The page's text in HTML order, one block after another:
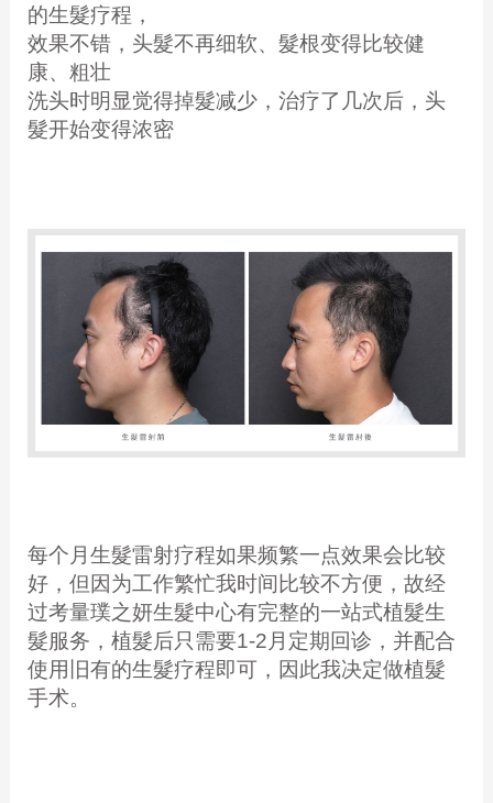
的生髮疗程，
效果不错，头髮不再细软、髮根变得比较健
康、粗壮
洗头时明显觉得掉髮减少，治疗了几次后，头
髮开始变得浓密
每个月生髮雷射疗程如果频繁一点效果会比较
好，但因为工作繁忙我时间比较不方便，故经
过考量璞之妍生髮中心有完整的一站式植髮生
髮服务，植髮后只需要1-2月定期回诊，并配合
使用旧有的生髮疗程即可，因此我决定做植髮
手术。